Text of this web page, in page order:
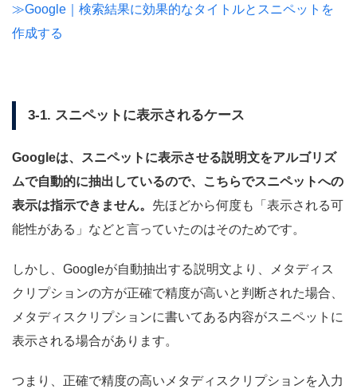
≫Google｜検索結果に効果的なタイトルとスニペットを
作成する
3-1. スニペットに表示されるケース
Googleは、スニペットに表示させる説明文をアルゴリズ
ムで自動的に抽出しているので、こちらでスニペットへの
表示は指示できません。 先ほどから何度も「表示される可
能性がある」などと言っていたのはそのためです。
しかし、Googleが自動抽出する説明文より、メタディス
クリプションの方が正確で精度が高いと判断された場合、
メタディスクリプションに書いてある内容がスニペットに
表示される場合があります。
つまり、正確で精度の高いメタディスクリプションを入力